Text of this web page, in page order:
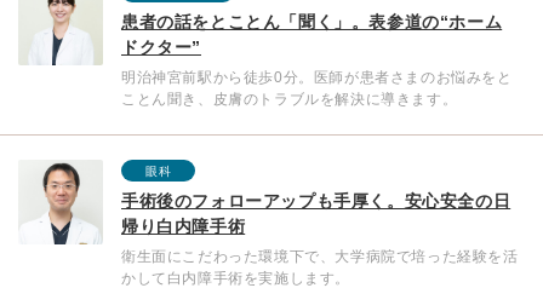
患者の話をとことん「聞く」。表参道の“ホーム
ドクター”
明治神宮前駅から徒歩0分。医師が患者さまのお悩みをと
ことん聞き、皮膚のトラブルを解決に導きます。
眼科
手術後のフォローアップも手厚く。安心安全の日
帰り白内障手術
衛生面にこだわった環境下で、大学病院で培った経験を活
かして白内障手術を実施します。